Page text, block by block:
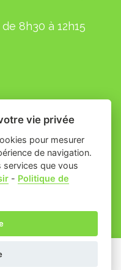
de 8h30 à 12h15
- Commune
des cookies
vie privée
pour mesurer
de navigation.
services que vous
- Politique de